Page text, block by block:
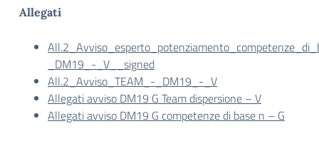
Allegati
_DM19_-_V__signed
All.2_Avviso_TEAM_-_DM19_-_V
Allegati avviso DM19 G Team dispersione – V
Allegati avviso DM19 G competenze di base n – G